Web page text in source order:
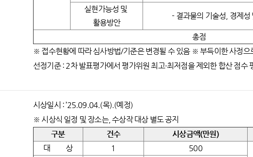
실현가능성 및
활용방안
- 결과물의 기술성, 경제
총점
※ 접수현황에 따라 심사방법/기준은 변경될 수 있음 ※ 부득이한 사정
선정기준 : 2차 발표평가에서 평가위원 최고·최저점을 제외한 합산 점수
시상일시 : ’25.09.04.(목).(예정)
※ 시상식 일정 및 장소는, 수상작 대상 별도 공지
구분
건수 시상금액(만원)
대 상
1
500